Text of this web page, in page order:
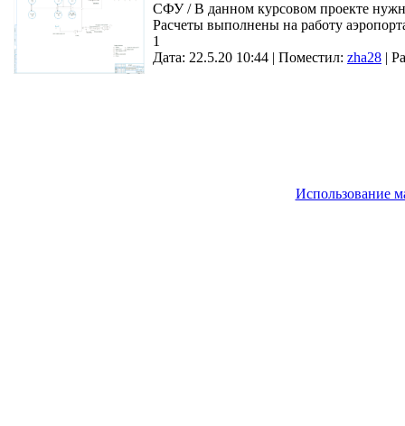
СФУ / В данном курсовом проекте
Расчеты выполнены на работу
1
Дата: 22.5.20 10:44 | Поместил: zha28 |
Использование